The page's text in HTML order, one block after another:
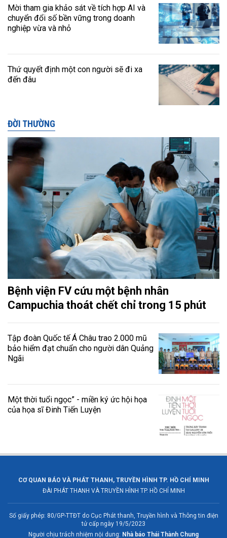
Mời tham gia khảo sát về tích hợp AI và
chuyển đổi số bền vững trong doanh
nghiệp vừa và nhỏ
Thứ quyết định một con người sẽ đi xa
đến đâu
ĐỜI THƯỜNG
Bệnh viện FV cứu một bệnh nhân
Campuchia thoát chết chỉ trong 15 phút
Tập đoàn Quốc tế Á Châu trao 2.000 mũ
bảo hiểm đạt chuẩn cho người dân Quảng
Ngãi
Một thời tuổi ngọc” - miền ký ức hội họa
của họa sĩ Đinh Tiến Luyện
CƠ QUAN BÁO VÀ PHÁT THANH, TRUYỀN HÌNH TP. HỒ CHÍ MINH
ĐÀI PHÁT THANH VÀ TRUYỀN HÌNH TP. HỒ CHÍ MINH
Số giấy phép: 80/GP-TTĐT do Cục Phát thanh, Truyền hình và Thông tin điện
tử cấp ngày 19/5/2023
Người chịu trách nhiệm nội dung: Nhà báo Thái Thành Chung